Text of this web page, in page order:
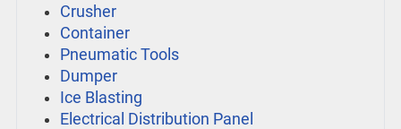
Crusher
Container
Pneumatic Tools
Dumper
Ice Blasting
Electrical Distribution Panel